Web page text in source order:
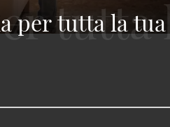
per tutta la